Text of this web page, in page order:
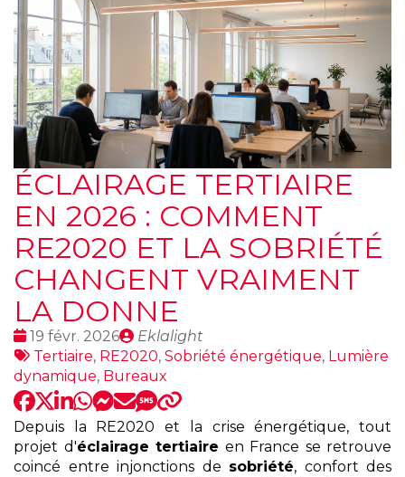
ÉCLAIRAGE TERTIAIRE
EN 2026 : COMMENT
RE2020 ET LA SOBRIÉTÉ
CHANGENT VRAIMENT
LA DONNE
Date
:
19 févr. 2026
Publié
par
Eklalight
Tags
:
Tertiaire, RE2020, Sobriété énergétique, Lumière
dynamique, Bureaux
Depuis la RE2020 et la crise énergétique, tout
projet d'éclairage tertiaire en France se retrouve
coincé entre injonctions de sobriété, confort des